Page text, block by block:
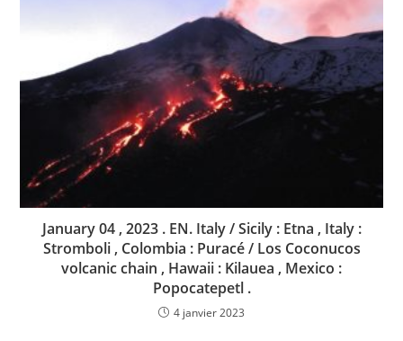
January 04 , 2023 . EN. Italy / Sicily : Etna , Italy :
Stromboli , Colombia : Puracé / Los Coconucos
volcanic chain , Hawaii : Kilauea , Mexico :
Popocatepetl .
4 janvier 2023